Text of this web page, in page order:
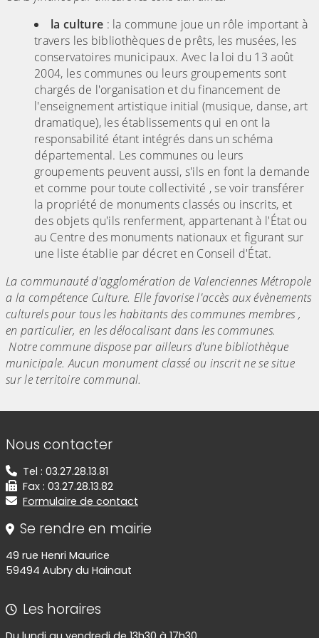
la culture : la commune joue un rôle important à
travers les bibliothèques de prêts, les musées, les
conservatoires municipaux. Avec la loi du 13 août
2004, les communes ou leurs groupements sont
chargés de l'organisation et du financement de
l'enseignement artistique initial (musique, danse, art
dramatique), les établissements qui en ont la
responsabilité étant intégrés dans un schéma
départemental. Les communes ou leurs
groupements peuvent aussi, s'ils en font la demande
et comme pour toute collectivité , se voir transférer
la propriété de monuments classés ou inscrits, et
des objets qu'ils renferment, appartenant à l'État ou
au Centre des monuments nationaux et figurant sur
une liste établie par décret en Conseil d'État.
La communauté d'agglomération de Valenciennes Métropole
a la compétence Culture. Elle favorise l'accès aux évènements
culturels pour tous les habitants des communes membres ,
en particulier, en les délocalisant dans les communes.
Notre commune dispose par ailleurs d'une bibliothèque
municipale. Aucun monument classé ou inscrit ne se situe
sur le territoire communal.
Informations de contact
Nous contacter
Tel : 03.27.28.13.81
Fax : 03.27.28.13.82
Formulaire de contact
Se rendre en mairie
49 rue Henri Maurice
59494 Aubry du Hainaut
Les horaires